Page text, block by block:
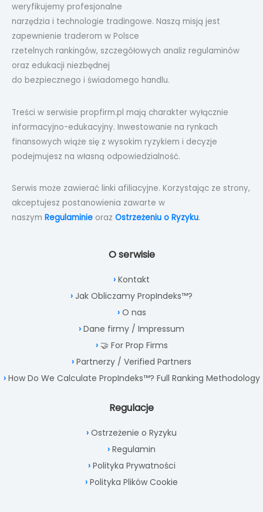
weryfikujemy profesjonalne
narzędzia i technologie tradingowe. Naszą misją jest
zapewnienie traderom w Polsce
rzetelnych rankingów, szczegółowych analiz regulaminów
oraz edukacji niezbędnej
do bezpiecznego i świadomego handlu.
Treści w serwisie propfirm.pl mają charakter wyłącznie
informacyjno-edukacyjny. Inwestowanie na rynkach
finansowych wiąże się z wysokim ryzykiem i decyzje
podejmujesz na własną odpowiedzialność.
Serwis może zawierać linki afiliacyjne. Korzystając ze strony,
akceptujesz postanowienia zawarte w
naszym Regulaminie oraz Ostrzeżeniu o Ryzyku.
O serwisie
Kontakt
Jak Obliczamy PropIndeks™?
O nas
Dane firmy / Impressum
🤝 For Prop Firms
Partnerzy / Verified Partners
How Do We Calculate PropIndeks™? Full Ranking Methodology
Regulacje
Ostrzeżenie o Ryzyku
Regulamin
Polityka Prywatności
Polityka Plików Cookie